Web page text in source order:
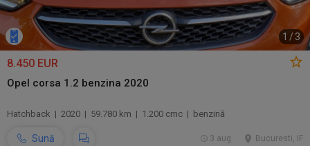
1 / 3
8.450 EUR
Opel corsa 1.2 benzina 2020
Hatchback | 2020 | 59.780 km | 1.200 cmc | benzină
Sună Bucuresti, IF
3 aug.